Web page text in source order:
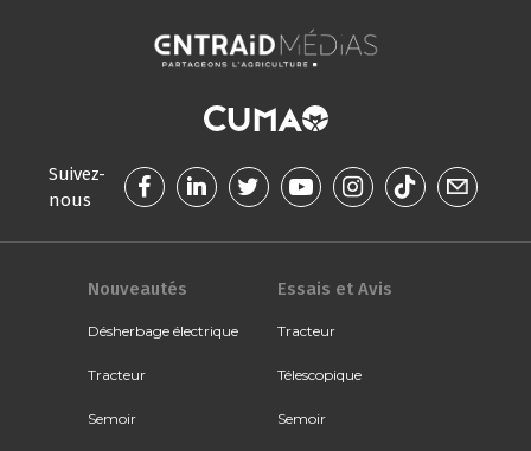
Suivez-
nous
Nouveautés
Désherbage électrique
Tracteur
Semoir
Essais et Avis
Tracteur
Télescopique
Semoir